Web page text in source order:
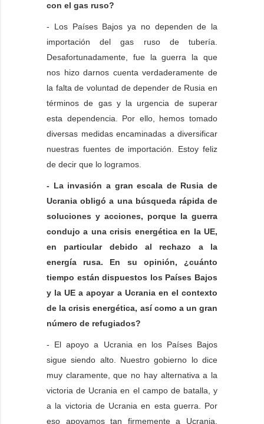
con el gas ruso?
- Los Países Bajos ya no dependen de la
importación del gas ruso de tubería.
Desafortunadamente, fue la guerra la que
nos hizo darnos cuenta verdaderamente de
la falta de voluntad de depender de Rusia en
términos de gas y la urgencia de superar
esta dependencia. Por ello, hemos tomado
diversas medidas encaminadas a diversificar
nuestras fuentes de importación. Estoy feliz
de decir que lo logramos.
- La invasión a gran escala de Rusia de
Ucrania obligó a una búsqueda rápida de
soluciones y acciones, porque la guerra
condujo a una crisis energética en la UE,
en particular debido al rechazo a la
energía rusa. En su opinión, ¿cuánto
tiempo están dispuestos los Países Bajos
y la UE a apoyar a Ucrania en el contexto
de la crisis energética, así como a un gran
número de refugiados?
- El apoyo a Ucrania en los Países Bajos
sigue siendo alto. Nuestro gobierno lo dice
muy claramente, que no hay alternativa a la
victoria de Ucrania en el campo de batalla, y
a la victoria de Ucrania en esta guerra. Por
eso apoyamos tan firmemente a Ucrania.